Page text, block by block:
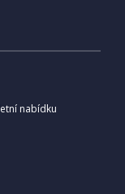
nabídku